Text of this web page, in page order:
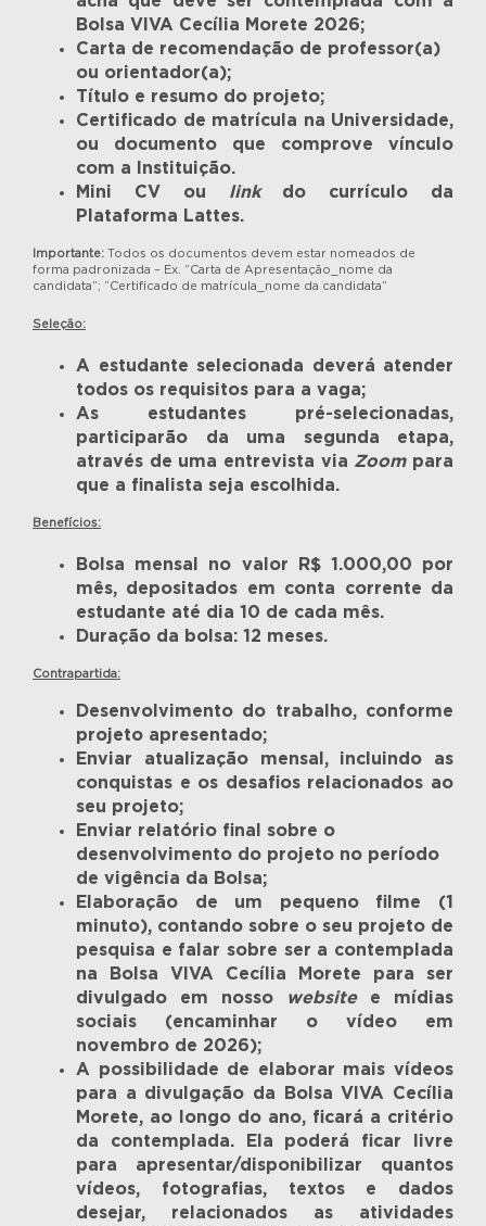
Bolsa VIVA Cecília Morete 2026;
Carta de recomendação de professor(a)
ou orientador(a);
Título e resumo do projeto;
Certificado de matrícula na Universidade,
ou documento que comprove vínculo
com a Instituição.
Mini CV ou linkdo currículo da
Plataforma Lattes.
Importante: Todos os documentos devem estar nomeados de
forma padronizada – Ex. “Carta de Apresentação_nome da
candidata”; “Certificado de matrícula_nome da candidata”
Seleção:
A estudante selecionada deverá atender
todos os requisitos para a vaga;
As estudantes pré-selecionadas,
participarão da uma segunda etapa,
através de uma entrevista via Zoompara
que a finalista seja escolhida.
Benefícios:
Bolsa mensal no valor R$ 1.000,00 por
mês, depositados em conta corrente da
estudante até dia 10 de cada mês.
Duração da bolsa: 12 meses.
Contrapartida:
Desenvolvimento do trabalho, conforme
projeto apresentado;
Enviar atualização mensal, incluindo as
conquistas e os desafios relacionados ao
seu projeto;
Enviar relatório final sobre o
desenvolvimento do projeto no período
de vigência da Bolsa;
Elaboração de um pequeno filme (1
minuto), contando sobre o seu projeto de
pesquisa e falar sobre ser a contemplada
na Bolsa VIVA Cecília Morete para ser
divulgado em nosso
websitee mídias
sociais (encaminhar o vídeo em
novembro de 2026);
A possibilidade de elaborar mais vídeos
para a divulgação da Bolsa VIVA Cecília
Morete, ao longo do ano, ficará a critério
da contemplada. Ela poderá ficar livre
para apresentar/disponibilizar quantos
vídeos, fotografias, textos e dados
desejar, relacionados as atividades